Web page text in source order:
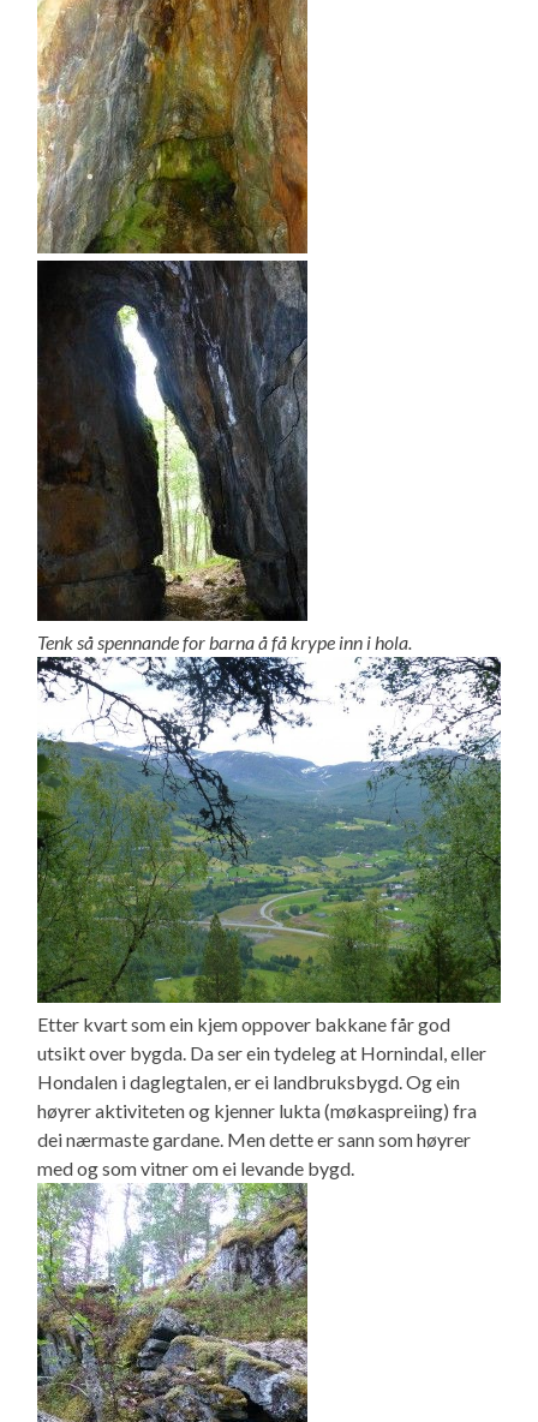
Tenk så spennande for barna å få krype inn i hola.
Etter kvart som ein kjem oppover bakkane får god
utsikt over bygda. Da ser ein tydeleg at Hornindal, eller
Hondalen i daglegtalen, er ei landbruksbygd. Og ein
høyrer aktiviteten og kjenner lukta (møkaspreiing) fra
dei nærmaste gardane. Men dette er sann som høyrer
med og som vitner om ei levande bygd.